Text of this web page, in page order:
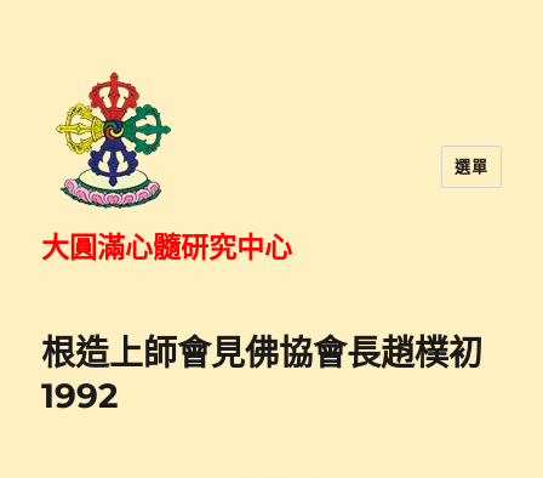
大圓滿心髓研究中心
選單
根造上師會見佛協會長趙樸初
1992